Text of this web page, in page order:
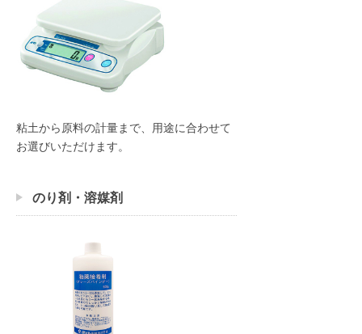
粘土から原料の計量まで、用途に合わせて
お選びいただけます。
のり剤・溶媒剤